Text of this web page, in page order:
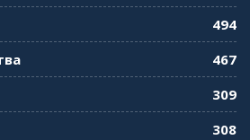
494
467
309
308